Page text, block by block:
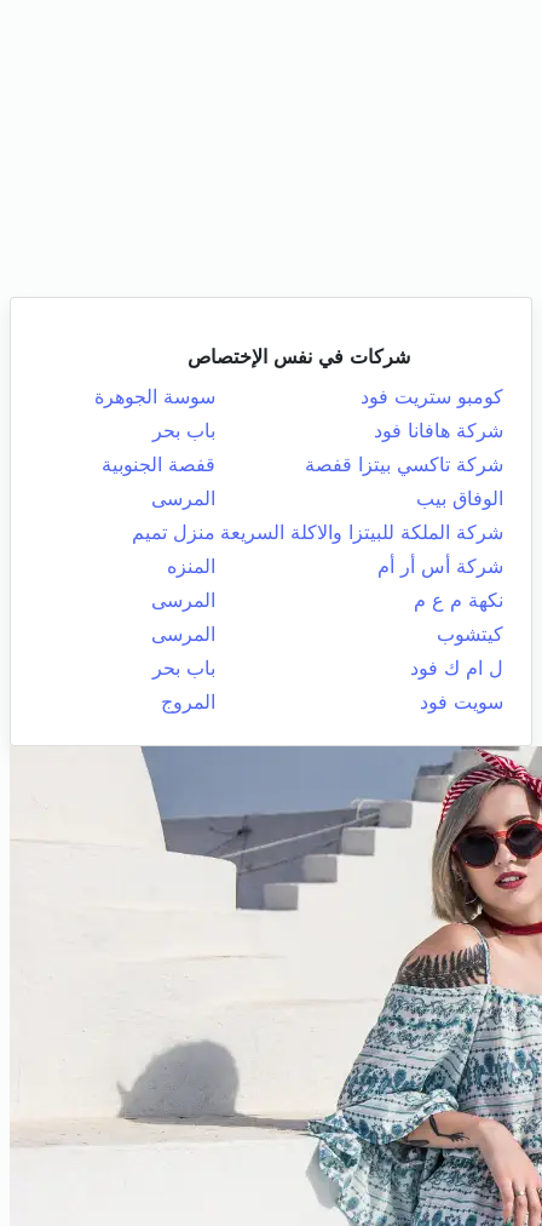
شركات في نفس الإختصاص
كومبو ستريت فود
سوسة الجوهرة
شركة هافانا فود
باب بحر
شركة تاكسي بيتزا قفصة
قفصة الجنوبية
الوفاق بيب
المرسى
شركة الملكة للبيتزا والاكلة السريعة منزل تميم
شركة أس أر أم
المنزه
نكهة م ع م
المرسى
كيتشوب
المرسى
ل ام ك فود
باب بحر
سويت فود
المروج